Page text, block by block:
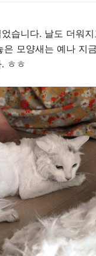
습니다. 날도 더워
모양새는 예나 지
ㅎㅎ